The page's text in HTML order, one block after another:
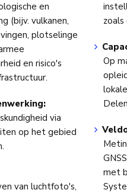
en
(bijv. vulkanen,
plotselinge
en risico's
via
op het gebied
van luchtfoto's,
zoals
Op
met